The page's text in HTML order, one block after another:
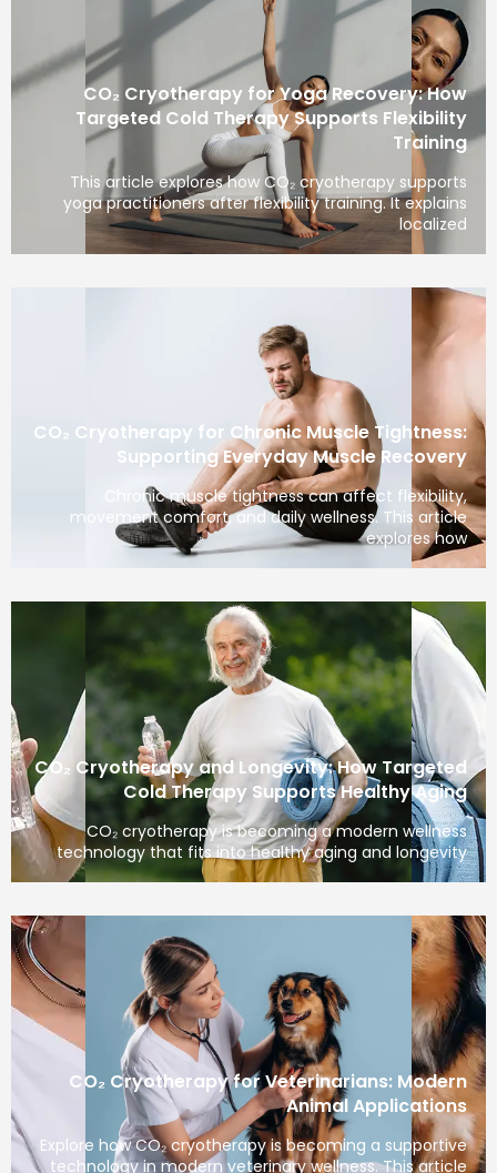
CO₂ Cryotherapy for Yoga Recovery: How
Targeted Cold Therapy Supports Flexibility
Training
This article explores how CO₂ cryotherapy supports
yoga practitioners after flexibility training. It explains
localized
CO₂ Cryotherapy for Chronic Muscle Tightness:
Supporting Everyday Muscle Recovery
Chronic muscle tightness can affect flexibility,
movement comfort, and daily wellness. This article
explores how
CO₂ Cryotherapy and Longevity: How Targeted
Cold Therapy Supports Healthy Aging
CO₂ cryotherapy is becoming a modern wellness
technology that fits into healthy aging and longevity
CO₂ Cryotherapy for Veterinarians: Modern
Animal Applications
Explore how CO₂ cryotherapy is becoming a supportive
technology in modern veterinary wellness. This article